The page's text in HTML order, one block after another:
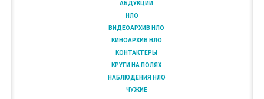
АБДУКЦИИ
НЛО
ВИДЕОАРХИВ НЛО
КИНОАРХИВ НЛО
КОНТАКТЕРЫ
КРУГИ НА ПОЛЯХ
НАБЛЮДЕНИЯ НЛО
ЧУЖИЕ